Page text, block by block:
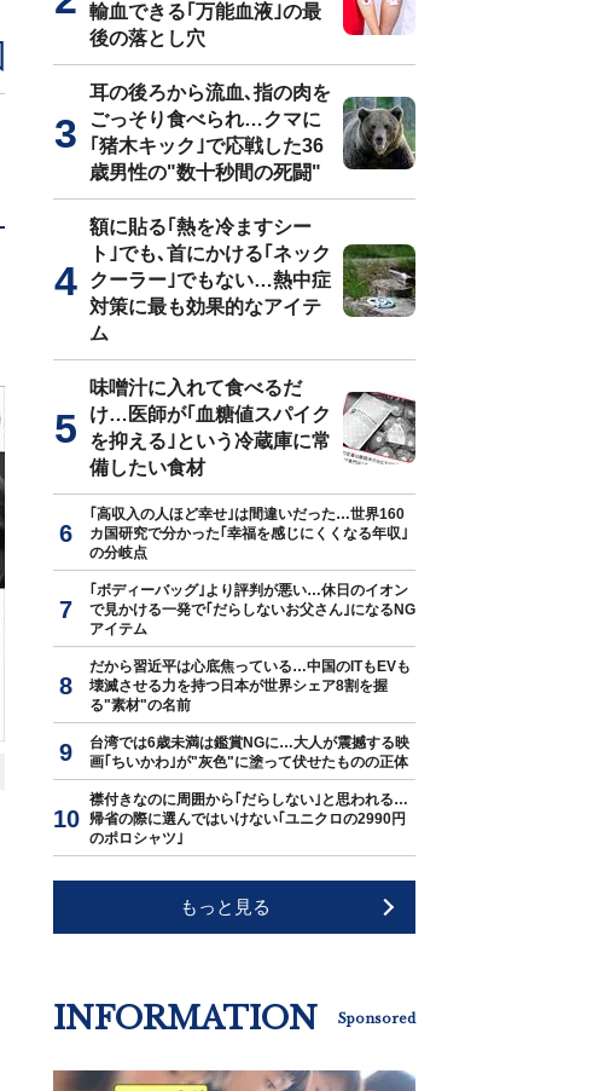
輸血できる｢万能血液｣の最
後の落とし穴
耳の後ろから流血､指の肉を
ごっそり食べられ…クマに
｢猪木キック｣で応戦した36
歳男性の"数十秒間の死闘"
額に貼る｢熱を冷ますシー
ト｣でも､首にかける｢ネック
クーラー｣でもない…熱中症
対策に最も効果的なアイテ
ム
味噌汁に入れて食べるだ
け…医師が｢血糖値スパイク
を抑える｣という冷蔵庫に常
備したい食材
｢高収入の人ほど幸せ｣は間違いだった…世界160
カ国研究で分かった｢幸福を感じにくくなる年収｣
の分岐点
｢ボディーバッグ｣より評判が悪い…休日のイオン
で見かける一発で｢だらしないお父さん｣になるNG
アイテム
だから習近平は心底焦っている…中国のITもEVも
壊滅させる力を持つ日本が世界シェア8割を握
る"素材"の名前
台湾では6歳未満は鑑賞NGに…大人が震撼する映
画｢ちいかわ｣が"灰色"に塗って伏せたものの正体
襟付きなのに周囲から｢だらしない｣と思われる…
帰省の際に選んではいけない｢ユニクロの2990円
のポロシャツ｣
もっと見る
INFORMATION Sponsored